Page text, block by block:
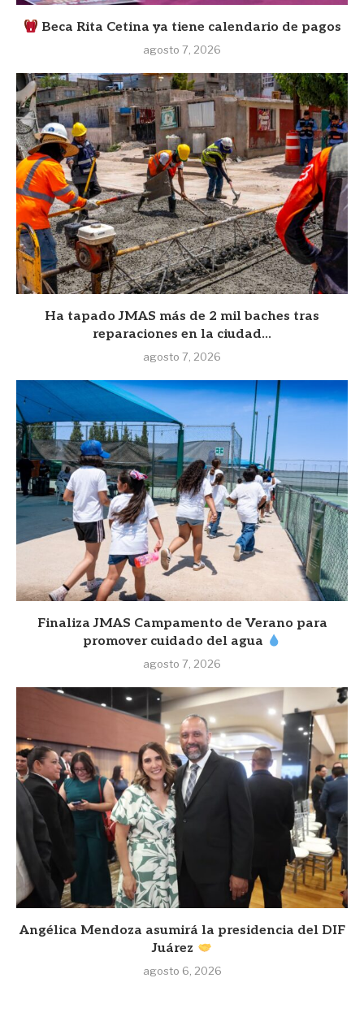
Beca Rita Cetina ya tiene calendario de pagos
agosto 7, 2026
Ha tapado JMAS más de 2 mil baches tras
reparaciones en la ciudad...
agosto 7, 2026
Finaliza JMAS Campamento de Verano para
promover cuidado del agua
agosto 7, 2026
Angélica Mendoza asumirá la presidencia del DIF
Juárez
agosto 6, 2026